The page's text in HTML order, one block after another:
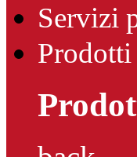
Servizi
Prodotti